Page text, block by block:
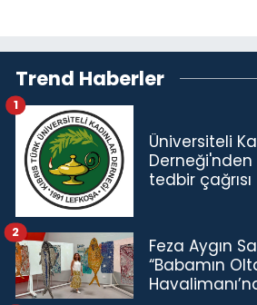
Trend Haberler
Üniversiteli
Derneği'nden
tedbir çağrısı
1
Feza Aygın
“Babamın
2